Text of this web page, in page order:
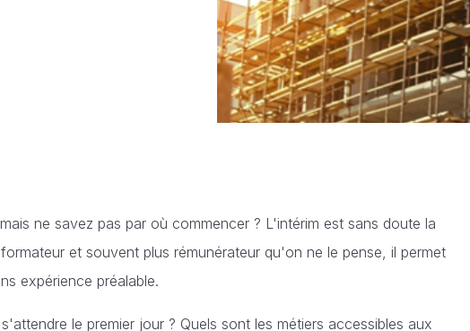
ne savez pas par où commencer ? L'intérim est sans doute la
et souvent plus rémunérateur qu'on ne le pense, il permet
expérience préalable.
le premier jour ? Quels sont les métiers accessibles aux